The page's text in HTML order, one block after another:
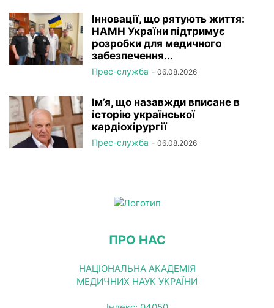
Інновації, що рятують життя:
НАМН України підтримує
розробки для медичного
забезпечення...
Прес-служба - 06.08.2026
Ім’я, що назавжди вписане в
історію української
кардіохірургії
Прес-служба - 06.08.2026
ПРО НАС
НАЦІОНАЛЬНА АКАДЕМІЯ
МЕДИЧНИХ НАУК УКРАЇНИ